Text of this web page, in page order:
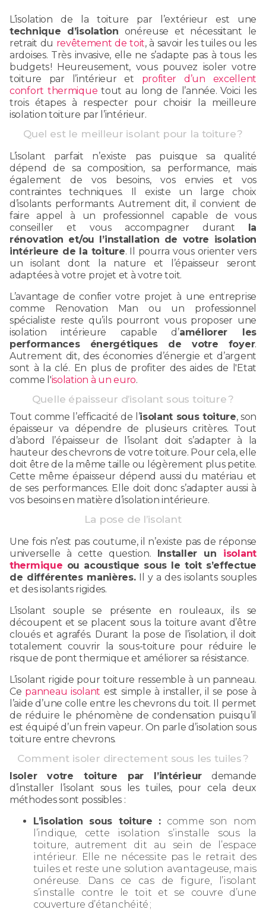
L’isolation de la toiture par l’extérieur est une
technique d’isolation onéreuse et nécessitant le
retrait du revêtement de toit, à savoir les tuiles ou les
ardoises. Très invasive, elle ne s’adapte pas à tous les
budgets ! Heureusement, vous pouvez isoler votre
toiture par l’intérieur et profiter d’un excellent
confort thermique tout au long de l’année. Voici les
trois étapes à respecter pour choisir la meilleure
isolation toiture par l’intérieur.
Quel est le meilleur isolant pour la toiture ?
L’isolant parfait n’existe pas puisque sa qualité
dépend de sa composition, sa performance, mais
également de vos besoins, vos envies et vos
contraintes techniques. Il existe un large choix
d’isolants performants. Autrement dit, il convient de
faire appel à un professionnel capable de vous
conseiller et vous accompagner durant la
rénovation et/ou l’installation de votre isolation
intérieure de la toiture. Il pourra vous orienter vers
un isolant dont la nature et l’épaisseur seront
adaptées à votre projet et à votre toit.
L’avantage de confier votre projet à une entreprise
comme Renovation Man ou un professionnel
spécialiste reste qu’ils pourront vous proposer une
isolation intérieure capable d’améliorer les
performances énergétiques de votre foyer.
Autrement dit, des économies d’énergie et d’argent
sont à la clé. En plus de profiter des aides de l'Etat
comme l'isolation à un euro.
Quelle épaisseur d’isolant sous toiture ?
Tout comme l’efficacité de l’isolant sous toiture, son
épaisseur va dépendre de plusieurs critères. Tout
d’abord l’épaisseur de l’isolant doit s’adapter à la
hauteur des chevrons de votre toiture. Pour cela, elle
doit être de la même taille ou légèrement plus petite.
Cette même épaisseur dépend aussi du matériau et
de ses performances. Elle doit donc s’adapter aussi à
vos besoins en matière d’isolation intérieure.
La pose de l’isolant
Une fois n’est pas coutume, il n’existe pas de réponse
universelle à cette question. Installer un isolant
thermique ou acoustique sous le toit s’effectue
de différentes manières.Il y a des isolants souples
et des isolants rigides.
L’isolant souple se présente en rouleaux, ils se
découpent et se placent sous la toiture avant d’être
cloués et agrafés. Durant la pose de l’isolation, il doit
totalement couvrir la sous-toiture pour réduire le
risque de pont thermique et améliorer sa résistance.
L’isolant rigide pour toiture ressemble à un panneau.
Ce panneau isolant est simple à installer, il se pose à
l’aide d’une colle entre les chevrons du toit. Il permet
de réduire le phénomène de condensation puisqu’il
est équipé d’un frein vapeur. On parle d’isolation sous
toiture entre chevrons.
Comment isoler directement sous les tuiles ?
Isoler votre toiture par l’intérieurdemande
d’installer l’isolant sous les tuiles, pour cela deux
méthodes sont possibles :
L’isolation sous toiture : comme son nom
l’indique, cette isolation s’installe sous la
toiture, autrement dit au sein de l’espace
intérieur. Elle ne nécessite pas le retrait des
tuiles et reste une solution avantageuse, mais
onéreuse. Dans ce cas de figure, l’isolant
s’installe contre le toit et se couvre d’une
couverture d’étanchéité ;